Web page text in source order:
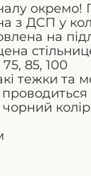
окремо!
​​з ДСП у
​​на
85, 100
тежки та